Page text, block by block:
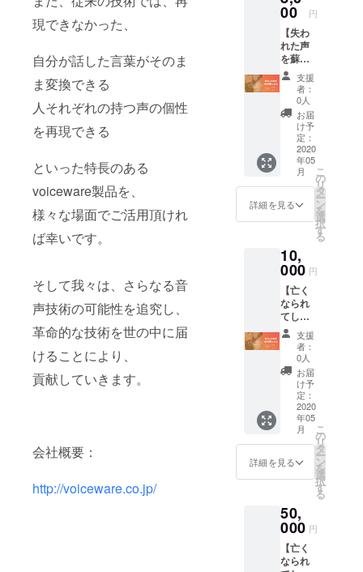
現できなかった、
自分が話した言葉がそのま
ま変換できる
人それぞれの持つ声の個性
を再現できる
といった特長のある
voiceware製品を、
様々な場面でご活用頂けれ
ば幸いです。
そして我々は、さらなる音
声技術の可能性を追究し、
革命的な技術を世の中に届
けることにより、
貢献していきます。
会社概要：
http://voiceware.co.jp/
対象の音声
が決められ
たテキスト
である必要
がなく、
どんなテキ
ストでも変
換すること
が可能にな
ります。
また、従来
の技術で
は、再現で
自分が話し
た言葉がそ
のまま変換
できる
人それぞれ
の持つ声の
個性を再現
できる
といった特
voiceware製
様々な場面
でご活用頂
ければ幸い
です。
00 円
【失わ
れた声
を蘇ら
せる技
術を活
用した
い！】
現在何
らかの
事情で
声が出
なく
なって
しまっ
た方で
も、 過
声デー
タがあ
れば、
その方
の声を
復元
し、声
を復元
するこ
とが可
能で
す。 ご
支援を
頂ける
方に
は、 弊
社技術
キュメ
ンタ
リー風
プロ
モー
支援
者：
0人
お届
け予
定：
2020
年05
月
詳細を見る
こ
の
リ
タ
ー
ン
を
選
択
す
る
10,
000 円
【亡く
なられ
てし
まった
方の音
声の復
元をし
い！】
技術Ｌ
Ｐ：
https://
preview
.studio.
design/l
ive/xN
WlB/on
es_voic
e 既に
亡くな
られて
支援
者：
0人
お届
け予
定：
2020
年05
月
詳細を見る
こ
の
リ
タ
ー
ン
を
選
択
す
る
50,
000 円
【亡く
なられ